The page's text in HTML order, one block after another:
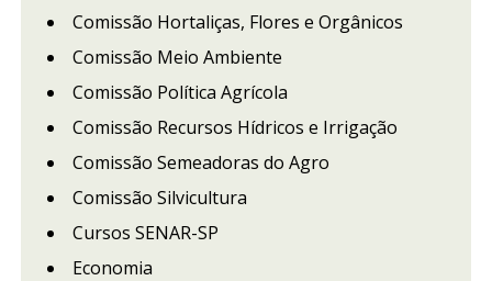
Comissão Hortaliças, Flores e Orgânicos
Comissão Meio Ambiente
Comissão Política Agrícola
Comissão Recursos Hídricos e Irrigação
Comissão Semeadoras do Agro
Comissão Silvicultura
Cursos SENAR-SP
Economia